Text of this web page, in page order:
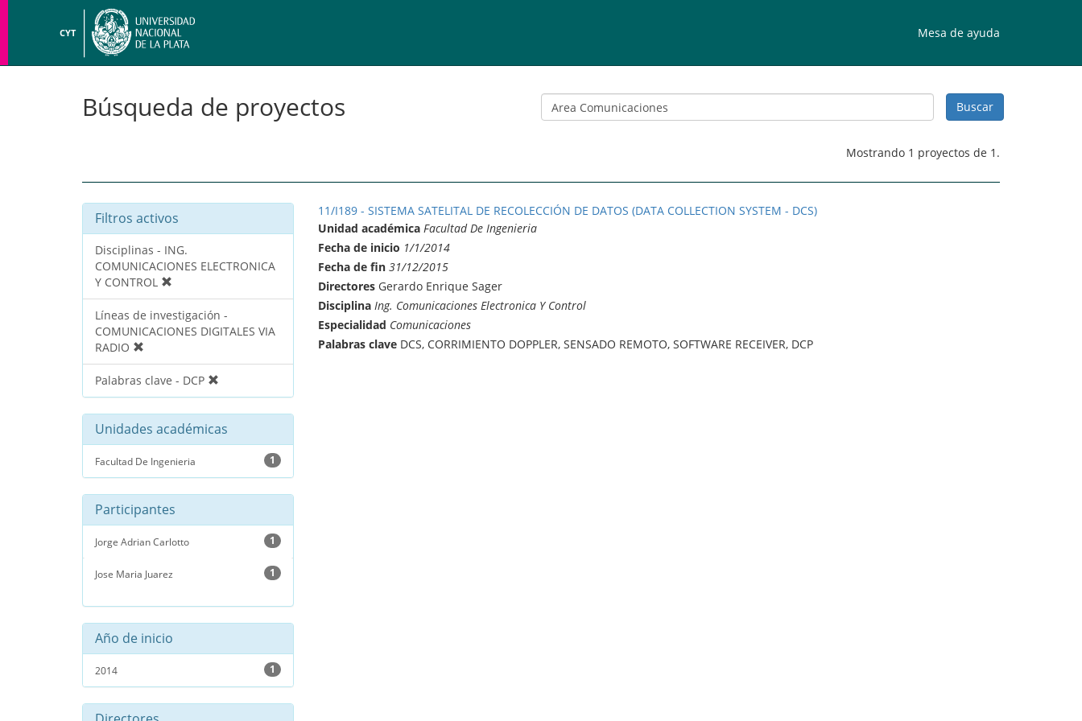
CYT Mesa de ayuda
Búsqueda de proyectos
Mostrando 1 proyectos de 1.
Filtros activos
Disciplinas - ING.
COMUNICACIONES ELECTRONICA
Y CONTROL
Líneas de investigación -
COMUNICACIONES DIGITALES VIA
RADIO
Palabras clave - DCP
Unidades académicas
Facultad De Ingenieria 1
Participantes
Jorge Adrian Carlotto 1
Jose Maria Juarez 1
Año de inicio
2014 1
11/I189 - SISTEMA SATELITAL DE RECOLECCIÓN DE DATOS (DATA COLLECTION SYSTEM - DCS)
Unidad académica Facultad De Ingenieria
Fecha de inicio 1/1/2014
Fecha de fin 31/12/2015
DirectoresGerardo Enrique Sager
Disciplina Ing. Comunicaciones Electronica Y Control
Especialidad Comunicaciones
Palabras claveDCS, CORRIMIENTO DOPPLER, SENSADO REMOTO, SOFTWARE RECEIVER, DCP